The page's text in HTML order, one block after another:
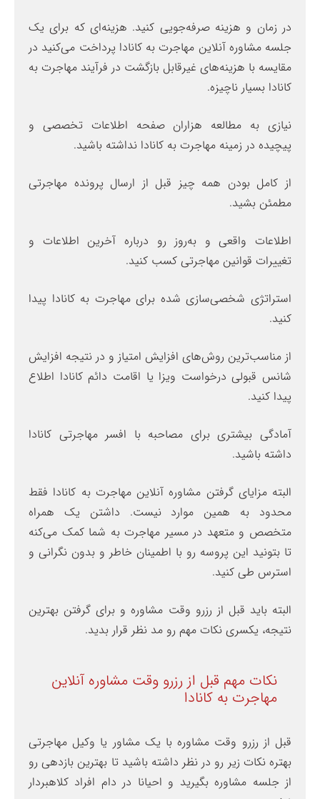
در زمان و هزینه صرفه‌جویی کنید. هزینه‌ای که برای یک
جلسه مشاوره آنلاین مهاجرت به کانادا پرداخت می‌کنید در
مقایسه با هزینه‌های غیرقابل بازگشت در فرآیند مهاجرت به
کانادا بسیار ناچیزه.
نیازی به مطالعه هزاران صفحه اطلاعات تخصصی و
پیچیده در زمینه مهاجرت به کانادا نداشته باشید.
از کامل بودن همه چیز قبل از ارسال پرونده مهاجرتی
مطمئن بشید.
اطلاعات واقعی و به‌روز رو درباره آخرین اطلاعات و
تغییرات قوانین مهاجرتی کسب کنید.
استراتژی شخصی‌سازی شده برای مهاجرت به کانادا پیدا
کنید.
از مناسب‌ترین روش‌های افزایش امتیاز و در نتیجه افزایش
شانس قبولی درخواست ویزا یا اقامت دائم کانادا اطلاع
پیدا کنید.
آمادگی بیشتری برای مصاحبه با افسر مهاجرتی کانادا
داشته باشید.
البته مزایای گرفتن مشاوره آنلاین مهاجرت به کانادا فقط
محدود به همین موارد نیست. داشتن یک همراه
متخصص و متعهد در مسیر مهاجرت به شما کمک می‌کنه
تا بتونید این پروسه رو با اطمینان خاطر و بدون نگرانی و
استرس طی کنید.
البته باید قبل از رزرو وقت مشاوره و برای گرفتن بهترین
نتیجه، یکسری نکات مهم رو مد نظر قرار بدید.
نکات مهم قبل از رزرو وقت مشاوره آنلاین
مهاجرت به کانادا
قبل از رزرو وقت مشاوره با یک مشاور یا وکیل مهاجرتی
بهتره نکات زیر رو در نظر داشته باشید تا بهترین بازدهی رو
از جلسه مشاوره بگیرید و احیانا در دام افراد کلاهبردار